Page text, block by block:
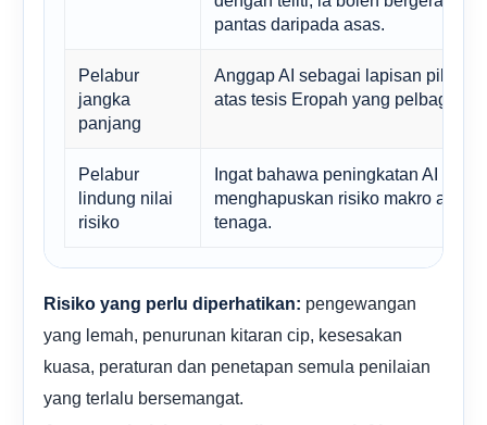
pantas daripada asas.
Pelabur
jangka
panjang
Anggap AI sebagai lapisan pilihan
atas tesis Eropah yang pelbagai.
Pelabur
lindung nilai
risiko
Ingat bahawa peningkatan AI tidak
menghapuskan risiko makro atau
tenaga.
Risiko yang perlu diperhatikan: pengewangan
yang lemah, penurunan kitaran cip, kesesakan
kuasa, peraturan dan penetapan semula penilaian
yang terlalu bersemangat.